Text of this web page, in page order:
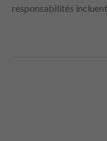
responsabilités